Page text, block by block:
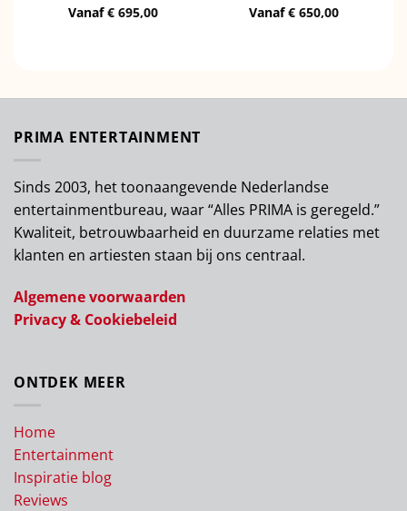
Gewaardeerd
Vanaf€ 695,00
Gewaardeerd
Vanaf€ 650,00
PRIMA ENTERTAINMENT
Sinds 2003, het toonaangevende Nederlandse
entertainmentbureau, waar “Alles PRIMA is geregeld.”
Kwaliteit, betrouwbaarheid en duurzame relaties met
klanten en artiesten staan bij ons centraal.
Algemene voorwaarden
Privacy & Cookiebeleid
ONTDEK MEER
Home
Entertainment
Inspiratie blog
Reviews